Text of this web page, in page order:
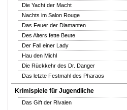
Die Yacht der Macht
Nachts im Salon Rouge
Das Feuer der Diamanten
Des Alters fette Beute
Der Fall einer Lady
Hau den Michl
Die Rückkehr des Dr. Danger
Das letzte Festmahl des Pharaos
Krimispiele für Jugendliche
Das Gift der Rivalen